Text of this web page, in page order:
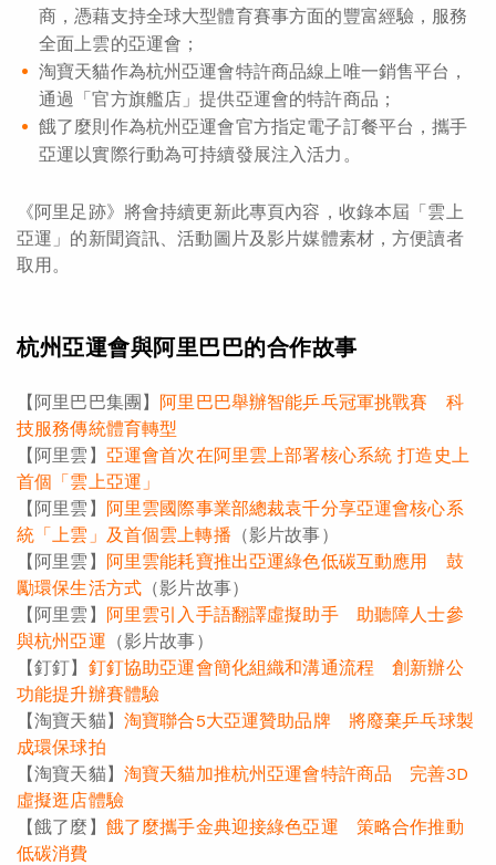
商，憑藉支持全球大型體育賽事方面的豐富經驗，服務
全面上雲的亞運會；
淘寶天貓作為杭州亞運會特許商品線上唯一銷售平台，
通過「官方旗艦店」提供亞運會的特許商品；
餓了麼則作為杭州亞運會官方指定電子訂餐平台，攜手
亞運以實際行動為可持續發展注入活力。
《阿里足跡》將會持續更新此專頁內容，收錄本屆「雲上
亞運」的新聞資訊、活動圖片及影片媒體素材，方便讀者
取用。
杭州亞運會與阿里巴巴的合作故事
【阿里巴巴集團】 阿里巴巴舉辦智能乒乓冠軍挑戰賽 科
技服務傳統體育轉型
【阿里雲】 亞運會首次在阿里雲上部署核心系統 打造史上
首個「雲上亞運」
【阿里雲】 阿里雲國際事業部總裁袁千分享亞運會核心系
統「上雲」及首個雲上轉播 （影片故事）
【阿里雲】 阿里雲能耗寶推出亞運綠色低碳互動應用 鼓
勵環保生活方式 （影片故事）
【阿里雲】 阿里雲引入手語翻譯虛擬助手 助聽障人士參
與杭州亞運 （影片故事）
【釘釘】 釘釘協助亞運會簡化組織和溝通流程 創新辦公
功能提升辦賽體驗
【淘寶天貓】 淘寶聯合5大亞運贊助品牌 將廢棄乒乓球製
成環保球拍
【淘寶天貓】 淘寶天貓加推杭州亞運會特許商品 完善3D
虛擬逛店體驗
【餓了麼】 餓了麼攜手金典迎接綠色亞運 策略合作推動
低碳消費